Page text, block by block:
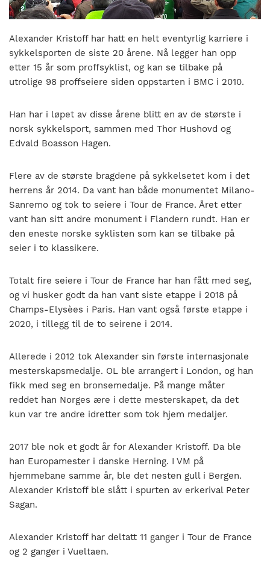
til
bli
en
folkesport.
Alexander Kristoff har hatt en helt eventyrlig karriere i
sykkelsporten de siste 20 årene. Nå legger han opp
etter 15 år som proffsyklist, og kan se tilbake på
utrolige 98 proffseiere siden oppstarten i BMC i 2010.
Han har i løpet av disse årene blitt en av de største i
norsk sykkelsport, sammen med Thor Hushovd og
Edvald Boasson Hagen.
Flere av de største bragdene på sykkelsetet kom i det
herrens år 2014. Da vant han både monumentet Milano-
Sanremo og tok to seiere i Tour de France. Året etter
vant han sitt andre monument i Flandern rundt. Han er
den eneste norske syklisten som kan se tilbake på
seier i to klassikere.
Totalt fire seiere i Tour de France har han fått med seg,
og vi husker godt da han vant siste etappe i 2018 på
Champs-Elysèes i Paris. Han vant også første etappe i
2020, i tillegg til de to seirene i 2014.
Allerede i 2012 tok Alexander sin første internasjonale
mesterskapsmedalje. OL ble arrangert i London, og han
fikk med seg en bronsemedalje. På mange måter
reddet han Norges ære i dette mesterskapet, da det
kun var tre andre idretter som tok hjem medaljer.
2017 ble nok et godt år for Alexander Kristoff. Da ble
han Europamester i danske Herning. I VM på
hjemmebane samme år, ble det nesten gull i Bergen.
Alexander Kristoff ble slått i spurten av erkerival Peter
Sagan.
Alexander Kristoff har deltatt 11 ganger i Tour de France
og 2 ganger i Vueltaen.